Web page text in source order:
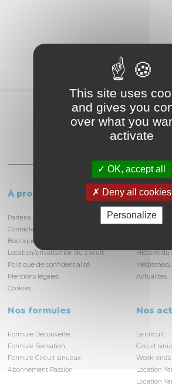
Partagez
À propos
Partenaires et locataires
Contactez-nous
Boutique
Location/privatisation du circuit
Politique de confidentialité
Mentions légales
Cookies
Le
Histoire du
Actualités
Nos formules
Formule Découverte
Formule Sensation
Formule Circuit sinueux
Abonnement Passion
Nos
Le circuit
Circuit
Week-
Location
Location
This site uses
and gives you
over what you
activate
OK, accept all
Deny all cookies
Personalize